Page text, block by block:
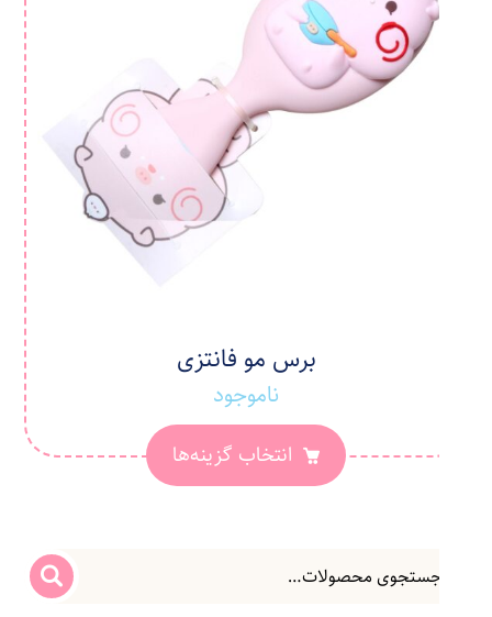
برس مو فانتزی
ناموجود
انتخاب گزینه‌ها